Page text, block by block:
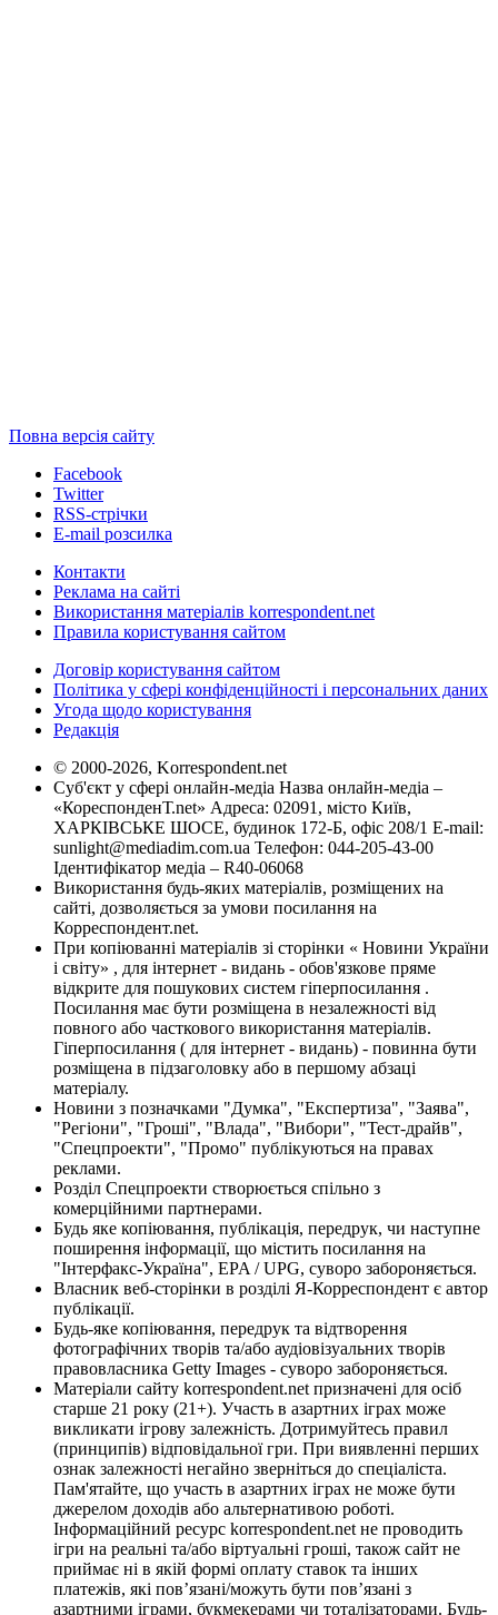
Повна версія сайту
Facebook
Twitter
RSS-стрічки
E-mail розсилка
Контакти
Реклама на сайті
Використання матеріалів korrespondent.net
Правила користування сайтом
Договір користування сайтом
Політика у сфері конфіденційності і персональних даних
Угода щодо користування
Редакція
© 2000-2026, Korrespondent.net
Суб'єкт у сфері онлайн-медіа Назва онлайн-медіа –
«КореспонденТ.net» Адреса: 02091, місто Київ,
ХАРКІВСЬКЕ ШОСЕ, будинок 172-Б, офіс 208/1 E-mail:
sunlight@mediadim.com.ua Телефон: 044-205-43-00
Ідентифікатор медіа – R40-06068
Використання будь-яких матеріалів, розміщених на
сайті, дозволяється за умови посилання на
Корреспондент.net.
При копіюванні матеріалів зі сторінки « Новини України
і світу» , для інтернет - видань - обов'язкове пряме
відкрите для пошукових систем гіперпосилання .
Посилання має бути розміщена в незалежності від
повного або часткового використання матеріалів.
Гіперпосилання ( для інтернет - видань) - повинна бути
розміщена в підзаголовку або в першому абзаці
матеріалу.
Новини з позначками "Думка", "Експертиза", "Заява",
"Регіони", "Гроші", "Влада", "Вибори", "Тест-драйв",
"Спецпроекти", "Промо" публікуються на правах
реклами.
Розділ Спецпроекти створюється спільно з
комерційними партнерами.
Будь яке копіювання, публікація, передрук, чи наступне
поширення інформації, що містить посилання на
"Інтерфакс-Україна", EPA / UPG, суворо забороняється.
Власник веб-сторінки в розділі Я-Корреспондент є автор
публікації.
Будь-яке копіювання, передрук та відтворення
фотографічних творів та/або аудіовізуальних творів
правовласника Getty Images - суворо забороняється.
Матеріали сайту korrespondent.net призначені для осіб
старше 21 року (21+). Участь в азартних іграх може
викликати ігрову залежність. Дотримуйтесь правил
(принципів) відповідальної гри. При виявленні перших
ознак залежності негайно зверніться до спеціаліста.
Пам'ятайте, що участь в азартних іграх не може бути
джерелом доходів або альтернативою роботі.
Інформаційний ресурс korrespondent.net не проводить
ігри на реальні та/або віртуальні гроші, також сайт не
приймає ні в якій формі оплату ставок та інших
платежів, які пов’язані/можуть бути пов’язані з
азартними іграми, букмекерами чи тоталізаторами. Будь-